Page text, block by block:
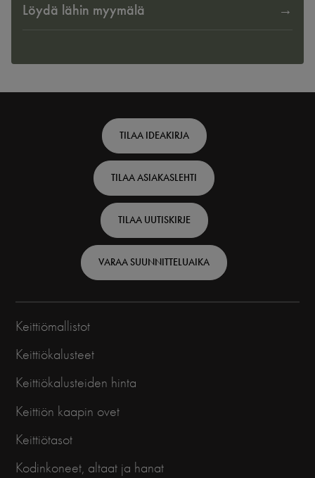
Löydä lähin myymälä
Finnish
TILAA IDEAKIRJA
TILAA ASIAKASLEHTI
TILAA UUTISKIRJE
VARAA SUUNNITTELUAIKA
Keittiömallistot
Keittiökalusteet
Keittiökalusteiden hinta
Keittiön kaapin ovet
Keittiötasot
Kodinkoneet, altaat ja hanat